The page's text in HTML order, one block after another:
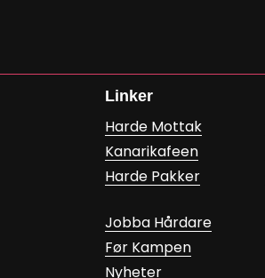
Linker
Harde Mottak
Kanarikafeen
Harde Pakker
Jobba Hårdare
Før Kampen
Nyheter